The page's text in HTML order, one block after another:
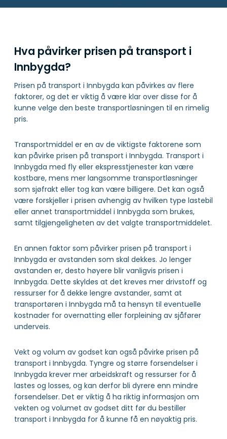
Hva påvirker prisen på transport i
Innbygda?
Prisen på transport i Innbygda kan påvirkes av flere
faktorer, og det er viktig å være klar over disse for å
kunne velge den beste transportløsningen til en rimelig
pris.
Transportmiddel er en av de viktigste faktorene som
kan påvirke prisen på transport i Innbygda. Transport i
Innbygda med fly eller ekspresstjenester kan være
kostbare, mens mer langsomme transportløsninger
som sjøfrakt eller tog kan være billigere. Det kan også
være forskjeller i prisen avhengig av hvilken type lastebil
eller annet transportmiddel i Innbygda som brukes,
samt tilgjengeligheten av det valgte transportmiddelet.
En annen faktor som påvirker prisen på transport i
Innbygda er avstanden som skal dekkes. Jo lenger
avstanden er, desto høyere blir vanligvis prisen i
Innbygda. Dette skyldes at det kreves mer drivstoff og
ressurser for å dekke lengre avstander, samt at
transportøren i Innbygda må ta hensyn til eventuelle
kostnader for overnatting eller forpleining av sjåfører
underveis.
Vekt og volum av godset kan også påvirke prisen på
transport i Innbygda. Tyngre og større forsendelser i
Innbygda krever mer arbeidskraft og ressurser for å
lastes og losses, og kan derfor bli dyrere enn mindre
forsendelser. Det er viktig å ha riktig informasjon om
vekten og volumet av godset ditt før du bestiller
transport i Innbygda for å kunne få en nøyaktig pris.